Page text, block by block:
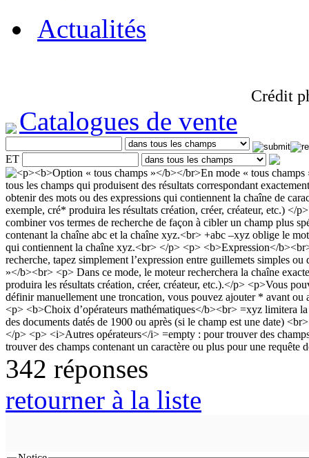
Actualités
Crédit
Catalogues de vente
ET
342 réponses
retourner à la liste